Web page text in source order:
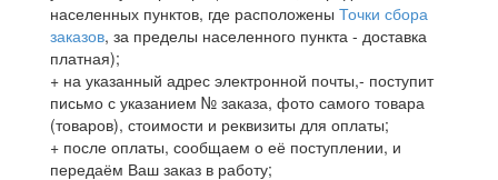
населенных пунктов, где расположены Точки сбора
заказов, за пределы населенного пункта - доставка
платная);
+ на указанный адрес электронной почты,- поступит
письмо с указанием № заказа, фото самого товара
(товаров), стоимости и реквизиты для оплаты;
+ после оплаты, сообщаем о её поступлении, и
передаём Ваш заказ в работу;